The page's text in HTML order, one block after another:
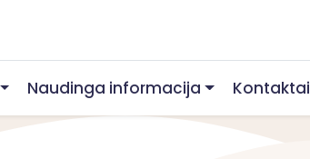
Naudinga informacija Kontaktai